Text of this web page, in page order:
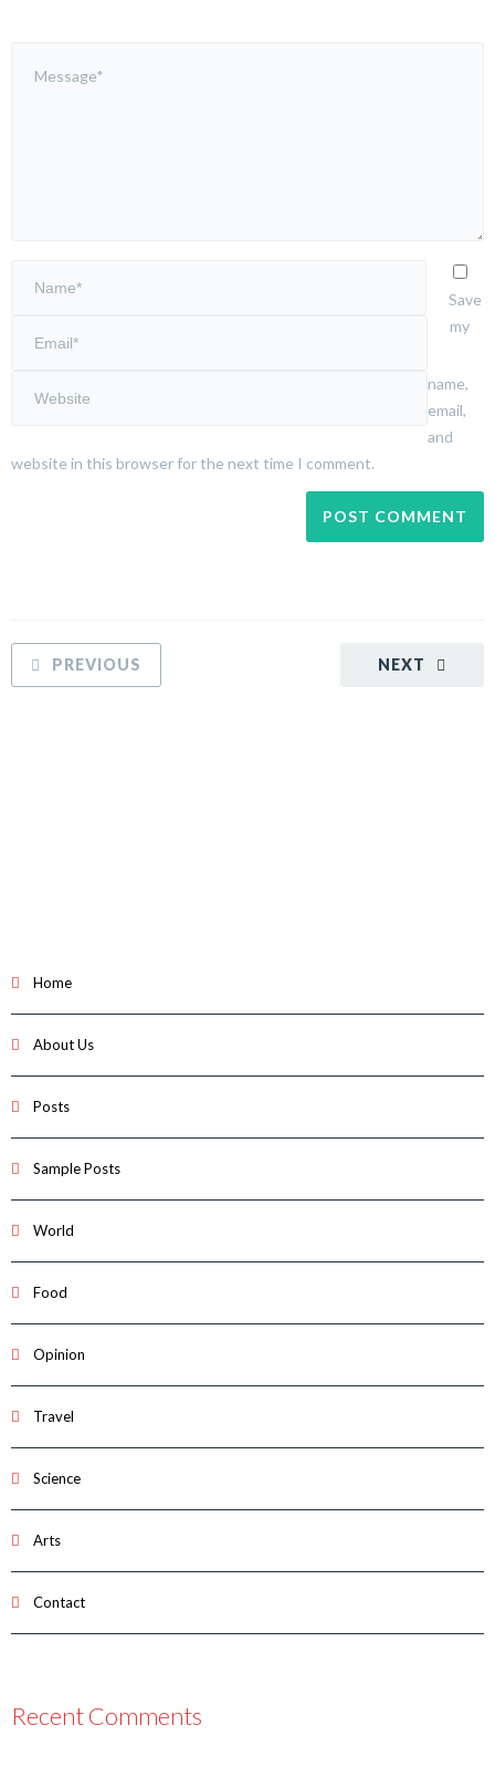
Save
my
name,
email,
and
website in this browser for the next time I comment.
NEXT
PREVIOUS
Home
About Us
Posts
Sample Posts
World
Food
Opinion
Travel
Science
Arts
Contact
Recent Comments